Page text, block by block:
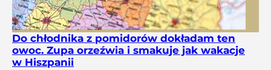
Do chłodnika z pomidorów dokładam ten
owoc. Zupa orzeźwia i smakuje jak wakacje
w Hiszpanii